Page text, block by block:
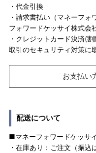
・代金引換
・請求書払い（マネーフ
フォワードケッサイ株式会
・クレジットカード決済(
取引のセキュリティ対策に
お支払い
配送について
■マネーフォワードケッサ
・在庫あり：ご注文（振